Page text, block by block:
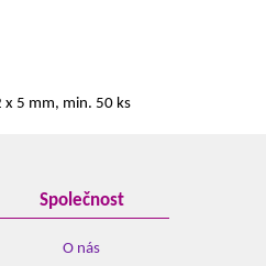
x 5 mm, min. 50 ks
Společnost
O nás